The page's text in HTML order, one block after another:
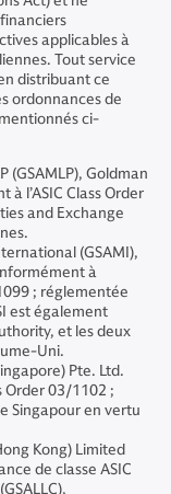
applicables à
Tout service
distribuant ce
ordonnances de
ci-
(GSAMLP), Goldman
à l’ASIC Class Order
and Exchange
(GSAMI),
à
; réglementée
est également
et les deux
Uni.
Pte. Ltd.
Order 03/1102 ;
Singapour en vertu
Kong) Limited
de classe ASIC